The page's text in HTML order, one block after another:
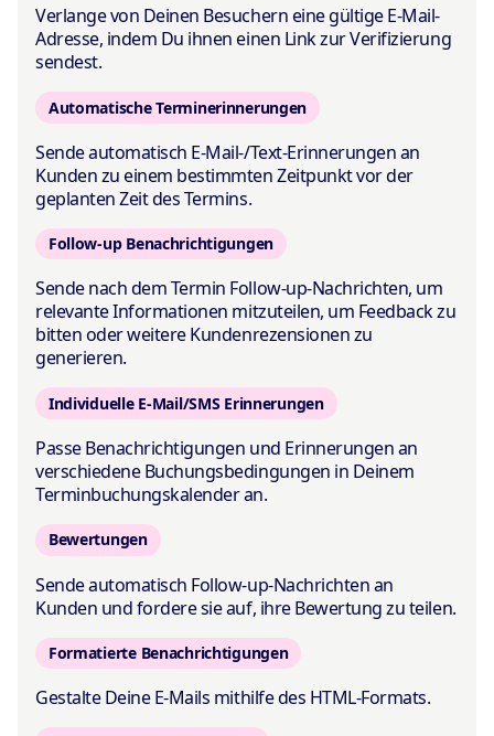
Verlange von Deinen Besuchern eine gültige E-Mail-
Adresse, indem Du ihnen einen Link zur Verifizierung
sendest.
Automatische Terminerinnerungen
Sende automatisch E-Mail-/Text-Erinnerungen an
Kunden zu einem bestimmten Zeitpunkt vor der
geplanten Zeit des Termins.
Follow-up Benachrichtigungen
Sende nach dem Termin Follow-up-Nachrichten, um
relevante Informationen mitzuteilen, um Feedback zu
bitten oder weitere Kundenrezensionen zu
generieren.
Individuelle E-Mail/SMS Erinnerungen
Passe Benachrichtigungen und Erinnerungen an
verschiedene Buchungsbedingungen in Deinem
Terminbuchungskalender an.
Bewertungen
Sende automatisch Follow-up-Nachrichten an
Kunden und fordere sie auf, ihre Bewertung zu teilen.
Formatierte Benachrichtigungen
Gestalte Deine E-Mails mithilfe des HTML-Formats.